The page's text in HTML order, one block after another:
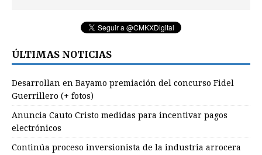
ÚLTIMAS NOTICIAS
Desarrollan en Bayamo premiación del concurso Fidel
Guerrillero (+ fotos)
Anuncia Cauto Cristo medidas para incentivar pagos
electrónicos
Continúa proceso inversionista de la industria arrocera